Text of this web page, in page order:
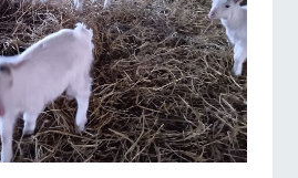
料
供
ショップ
／お買い
物
丹精込めて育て
た生産品をはじ
め、牧場産の逸
品を取り揃えた
牧場マッ
プ
牧場マップのダ
ウンロード
DL
アクティビティ/体験 ショップ/お買い物
周遊バス